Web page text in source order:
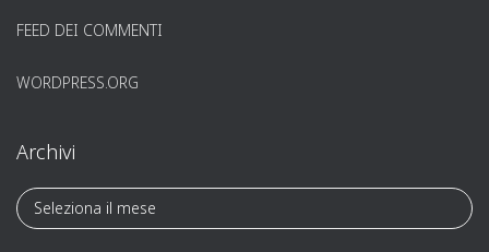
FEED DEI COMMENTI
WORDPRESS.ORG
Archivi
A
r